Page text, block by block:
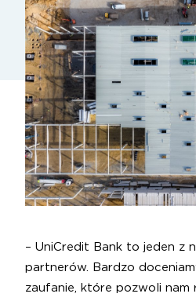
– UniCredit Bank to jeden z
partnerów. Bardzo
zaufanie, które pozwoli